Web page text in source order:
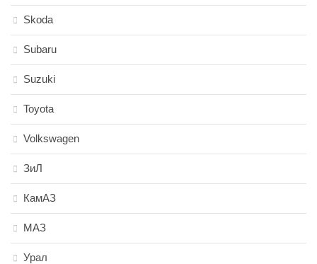
Skoda
Subaru
Suzuki
Toyota
Volkswagen
ЗиЛ
КамАЗ
МАЗ
Урал